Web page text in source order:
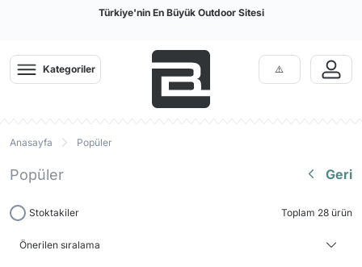
Türkiye'nin En Büyük Outdoor Sitesi
Kategoriler
Anasayfa Popüler
Popüler Geri
Stoktakiler Toplam 28 ürün